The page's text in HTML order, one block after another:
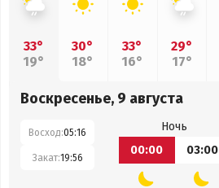
33°
19°
30°
18°
33°
16°
29°
17°
Воскресенье, 9 августа
Восход:05:16
Закат:19:56
Ночь
00:00
03:00